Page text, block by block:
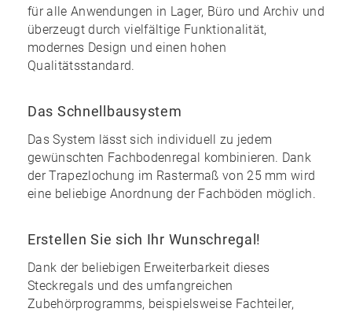
für alle Anwendungen in Lager, Büro und Archiv und
überzeugt durch vielfältige Funktionalität,
modernes Design und einen hohen
Qualitätsstandard.
Das Schnellbausystem
Das System lässt sich individuell zu jedem
gewünschten Fachbodenregal kombinieren. Dank
der Trapezlochung im Rastermaß von 25 mm wird
eine beliebige Anordnung der Fachböden möglich.
Erstellen Sie sich Ihr Wunschregal!
Dank der beliebigen Erweiterbarkeit dieses
Steckregals und des umfangreichen
Zubehörprogramms, beispielsweise Fachteiler,